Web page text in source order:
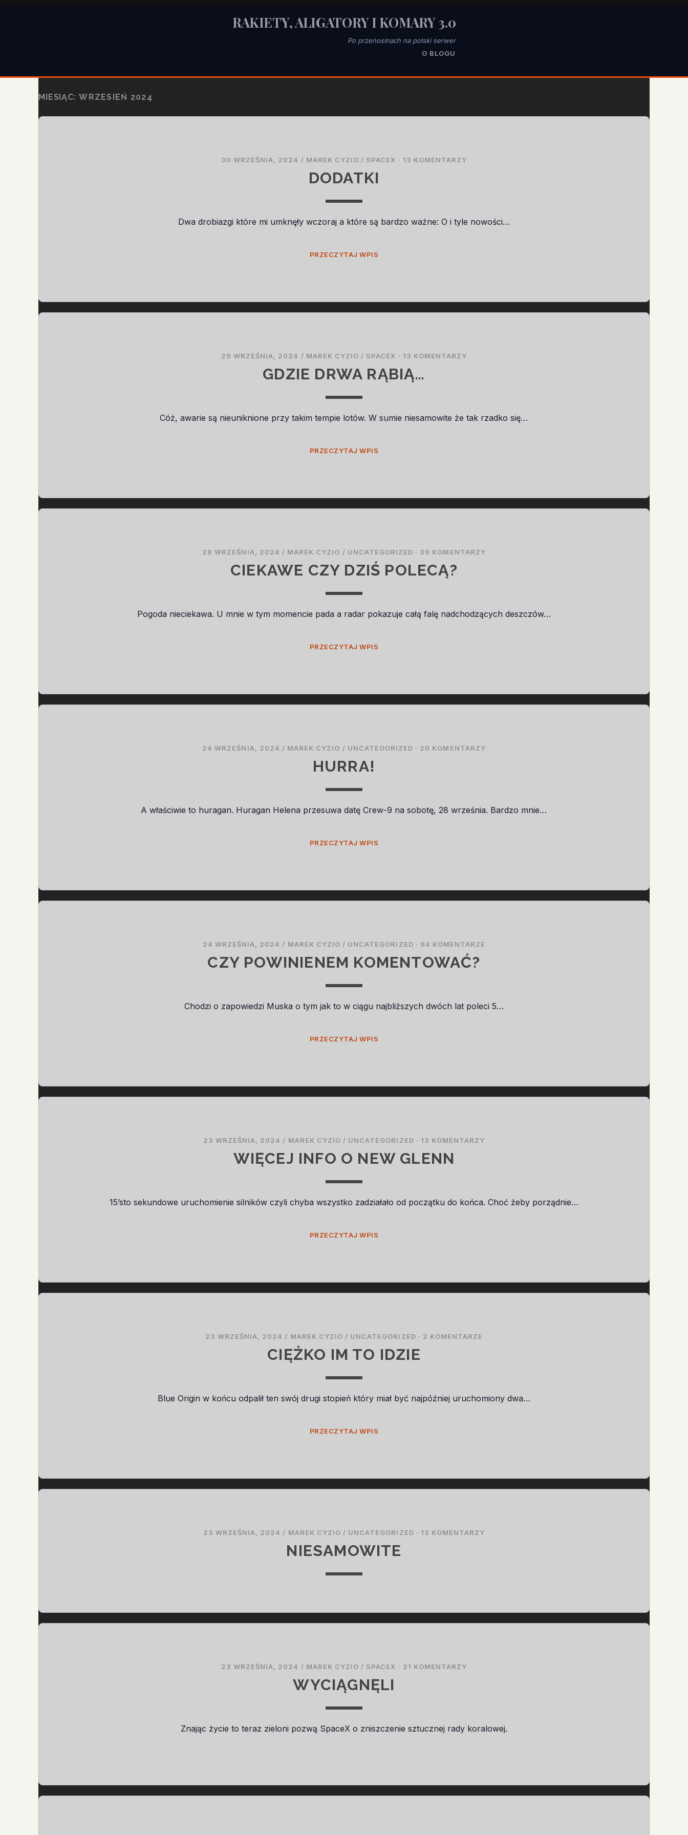
RAKIETY, ALIGATORY I KOMARY 3.0
Po przenosinach na polski serwer
O BLOGU
MIESIĄC:WRZESIEŃ 2024
30 WRZEŚNIA, 2024 / MAREK CYZIO / SPACEX · 13 KOMENTARZY
DODATKI
Dwa drobiazgi które mi umknęły wczoraj a które są bardzo ważne: O i tyle nowości…
PRZECZYTAJ WPIS
29 WRZEŚNIA, 2024 / MAREK CYZIO / SPACEX · 13 KOMENTARZY
GDZIE DRWA RĄBIĄ…
Cóż, awarie są nieuniknione przy takim tempie lotów. W sumie niesamowite że tak rzadko się…
PRZECZYTAJ WPIS
28 WRZEŚNIA, 2024 / MAREK CYZIO / UNCATEGORIZED · 39 KOMENTARZY
CIEKAWE CZY DZIŚ POLECĄ?
Pogoda nieciekawa. U mnie w tym momencie pada a radar pokazuje całą falę nadchodzących deszczów…
PRZECZYTAJ WPIS
24 WRZEŚNIA, 2024 / MAREK CYZIO / UNCATEGORIZED · 20 KOMENTARZY
HURRA!
A właściwie to huragan. Huragan Helena przesuwa datę Crew-9 na sobotę, 28 września. Bardzo mnie…
PRZECZYTAJ WPIS
24 WRZEŚNIA, 2024 / MAREK CYZIO / UNCATEGORIZED · 94 KOMENTARZE
CZY POWINIENEM KOMENTOWAĆ?
Chodzi o zapowiedzi Muska o tym jak to w ciągu najbliższych dwóch lat poleci 5…
PRZECZYTAJ WPIS
23 WRZEŚNIA, 2024 / MAREK CYZIO / UNCATEGORIZED · 13 KOMENTARZY
WIĘCEJ INFO O NEW GLENN
15’sto sekundowe uruchomienie silników czyli chyba wszystko zadziałało od początku do końca. Choć żeby porządnie…
PRZECZYTAJ WPIS
GLENN
23 WRZEŚNIA, 2024 / MAREK CYZIO / UNCATEGORIZED · 2 KOMENTARZE
CIĘŻKO IM TO IDZIE
Blue Origin w końcu odpalił ten swój drugi stopień który miał być najpóźniej uruchomiony dwa…
PRZECZYTAJ WPIS
23 WRZEŚNIA, 2024 / MAREK CYZIO / UNCATEGORIZED · 13 KOMENTARZY
NIESAMOWITE
23 WRZEŚNIA, 2024 / MAREK CYZIO / SPACEX · 21 KOMENTARZY
WYCIĄGNĘLI
Znając życie to teraz zieloni pozwą SpaceX o zniszczenie sztucznej rady koralowej.